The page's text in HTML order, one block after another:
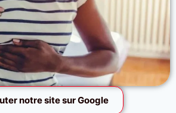
notre site sur Google